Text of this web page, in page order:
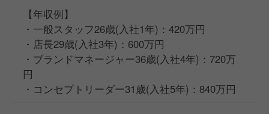
【年収例】
・一般スタッフ26歳(入社1年)：420万円
・店長29歳(入社3年)：600万円
・ブランドマネージャー36歳(入社4年)：720万
円
・コンセプトリーダー31歳(入社5年)：840万円